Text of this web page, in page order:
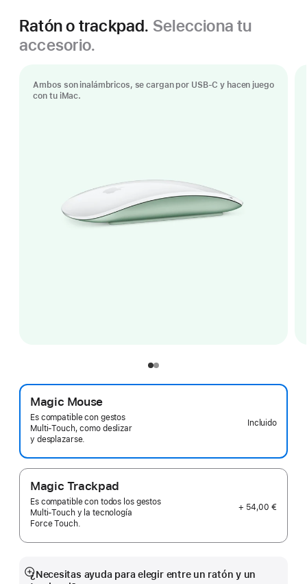
Ratón o trackpad. Selecciona tu
accesorio.
Ambos son inalámbricos, se cargan por USB-C y hacen juego
con tu iMac.
Magic Mouse
Es compatible con gestos
Multi‑Touch, como deslizar
y desplazarse.
Incluido
Magic Trackpad
Es compatible con todos los gestos
Multi‑Touch y la tecnología
Force Touch.
+ 54,00 €
¿Necesitas ayuda para elegir entre un ratón y un
Mostrar